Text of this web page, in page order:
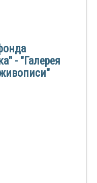
- "Галерея